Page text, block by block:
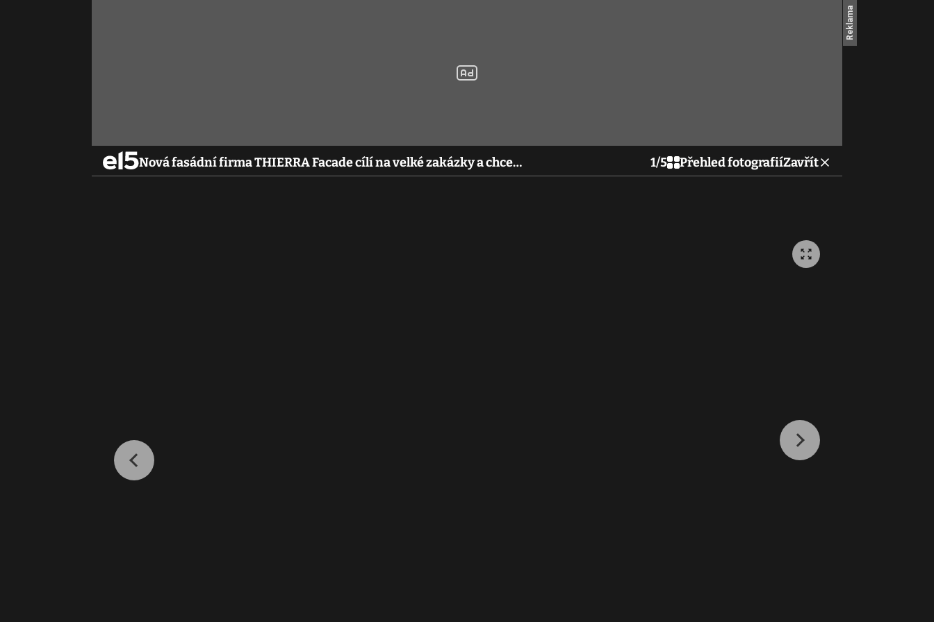
Nová fasádní firma THIERRA Facade cílí na velké zakázky a chce… 1/5 Přehled fotografiíZavřít